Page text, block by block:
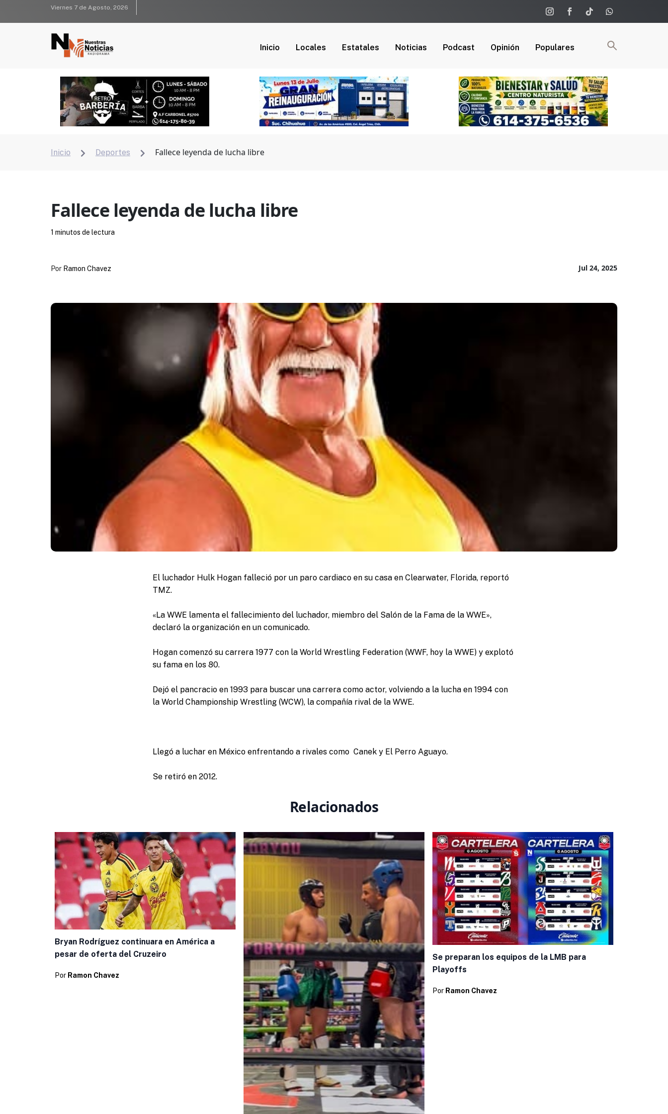
Viernes 7 de Agosto, 2026
Inicio Locales Estatales Noticias Podcast Opinión Populares
Inicio  Deportes  Fallece leyenda de lucha libre
Fallece leyenda de lucha libre
Jul 24, 2025
Por Ramon Chavez
1 minutos de lectura
El luchador Hulk Hogan falleció por un paro cardiaco en su casa en Clearwater, Florida, reportó
TMZ.
«La WWE lamenta el fallecimiento del luchador, miembro del Salón de la Fama de la WWE»,
declaró la organización en un comunicado.
Hogan comenzó su carrera 1977 con la World Wrestling Federation (WWF, hoy la WWE) y explotó
su fama en los 80.
Dejó el pancracio en 1993 para buscar una carrera como actor, volviendo a la lucha en 1994 con
la World Championship Wrestling (WCW), la compañía rival de la WWE.
Llegó a luchar en México enfrentando a rivales como Canek y El Perro Aguayo.
Se retiró en 2012.
Relacionados
Bryan Rodríguez continuara en América a
pesar de oferta del Cruzeiro
Por Ramon Chavez
Se preparan los equipos de la LMB para
Playoffs
Por Ramon Chavez